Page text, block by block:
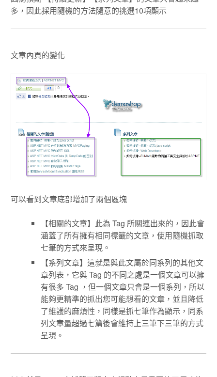
多，因此採用隨機的方法隨意的挑選10項顯示
文章內頁的變化
可以看到文章底部增加了兩個區塊
【相關的文章】此為 Tag 所關連出來的，因此會
涵蓋了所有擁有相同標籤的文章，使用隨機抓取
七筆的方式來呈現。
【系列文章】這就是與此文屬於同系列的其他文
章列表，它與 Tag 的不同之處是一個文章可以擁
有很多 Tag ，但一個文章只會是一個系列，所以
能夠更精準的抓出您可能想看的文章，並且降低
了維護的麻煩性，同樣是抓七筆作為顯示，同系
列文章量超過七篇後會維持上三筆下三筆的方式
呈現。